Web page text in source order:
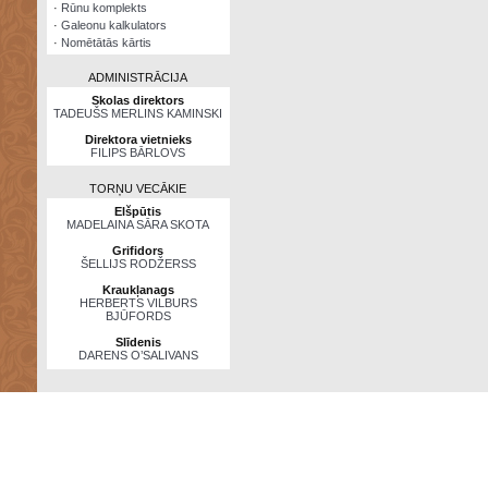
· Rūnu komplekts
· Galeonu kalkulators
· Nomētātās kārtis
ADMINISTRĀCIJA
Skolas direktors
TADEUŠS MERLINS KAMINSKI
Direktora vietnieks
FILIPS BĀRLOVS
TORŅU VECĀKIE
Elšpūtis
MADELAINA SĀRA SKOTA
Grifidors
ŠELLIJS RODŽERSS
Kraukļanags
HERBERTS VILBURS
BJŪFORDS
Slīdenis
DARENS O’SALIVANS